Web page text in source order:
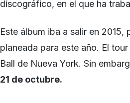
discográfico, en el que ha
Este álbum iba a salir en
planeada para este año. El
Ball de Nueva York. Sin
21 de octubre.